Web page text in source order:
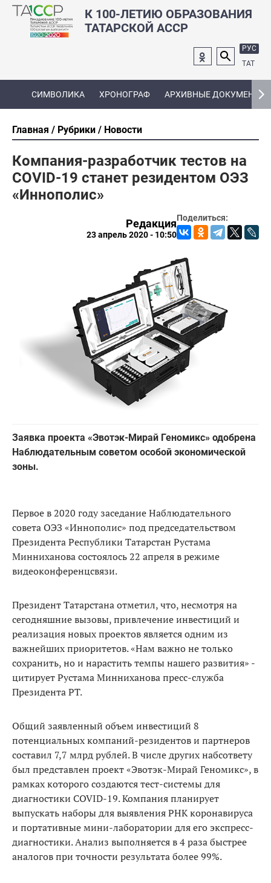
К 100-ЛЕТИЮ ОБРАЗОВАНИЯ
ТАТАРСКОЙ АССР
РУС
ТАТ
СИМВОЛИКА ХРОНОГРАФ АРХИВНЫЕ ДОКУМЕНТЫ
Главная Рубрики Новости
Компания-разработчик тестов на
COVID-19 станет резидентом ОЭЗ
«Иннополис»
Поделиться:
Редакция
23 апрель 2020 - 10:50
Заявка проекта «Эвотэк-Мирай Геномикс» одобрена
Наблюдательным советом особой экономической
зоны.
Первое в 2020 году заседание Наблюдательного
совета ОЭЗ «Иннополис» под председательством
Президента Республики Татарстан Рустама
Минниханова состоялось 22 апреля в режиме
видеоконференцсвязи.
Президент Татарстана отметил, что, несмотря на
сегодняшние вызовы, привлечение инвестиций и
реализация новых проектов является одним из
важнейших приоритетов. «Нам важно не только
сохранить, но и нарастить темпы нашего развития» -
цитирует Рустама Минниханова пресс-служба
Президента РТ.
Общий заявленный объем инвестиций 8
потенциальных компаний-резидентов и партнеров
составил 7,7 млрд рублей. В числе других набсответу
был представлен проект «Эвотэк-Мирай Геномикс», в
рамках которого создаются тест-системы для
диагностики COVID-19. Компания планирует
выпускать наборы для выявления РНК коронавируса
и портативные мини-лаборатории для его экспресс-
диагностики. Анализ выполняется в 4 раза быстрее
аналогов при точности результата более 99%.